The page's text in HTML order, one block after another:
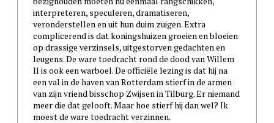
interpreteren, speculeren, dramatiseren,
veronderstellen en uit hun duim zuigen. Extra
complicerend is dat koningshuizen groeien en bloeien
op drassige verzinsels, uitgestorven gedachten en
leugens. De ware toedracht rond de dood van Willem
II is ook een warboel. De officiële lezing is dat hij na
een val in de haven van Rotterdam stierf in de armen
van zijn vriend bisschop Zwijsen in Tilburg. Er niemand
meer die dat gelooft. Maar hoe stierf hij dan wel? Ik
moest de ware toedracht verzinnen.